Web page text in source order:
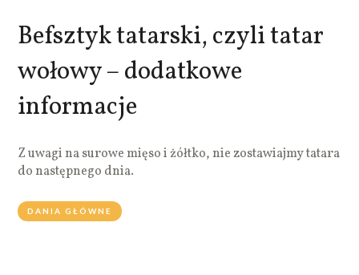
Befsztyk tatarski, czyli tatar
wołowy – dodatkowe
informacje
Z uwagi na surowe mięso i żółtko, nie zostawiajmy tatara
do następnego dnia.
DANIA GŁÓWNE